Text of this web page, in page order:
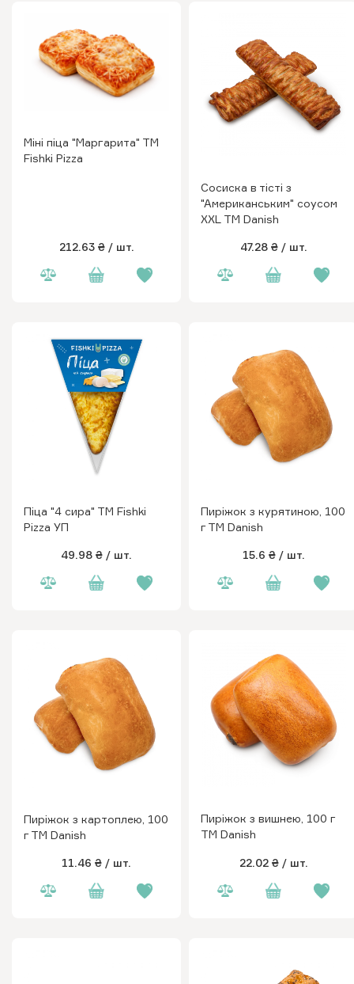
Міні піца "Маргарита" ТМ
Fishki Pizza
212.63 ₴/ шт.
Сосиска в тісті з
"Американським" соусом
XXL ТМ Danish
47.28 ₴/ шт.
Піца "4 сира" ТM Fishki
Pizza УП
49.98 ₴ / шт.
Пиріжок з курятиною, 100
г ТМ Danish
15.6 ₴/ шт.
Пиріжок з картоплею, 100
г ТМ Danish
11.46 ₴ / шт.
Пиріжок з вишнею, 100 г
ТМ Danish
22.02 ₴/ шт.